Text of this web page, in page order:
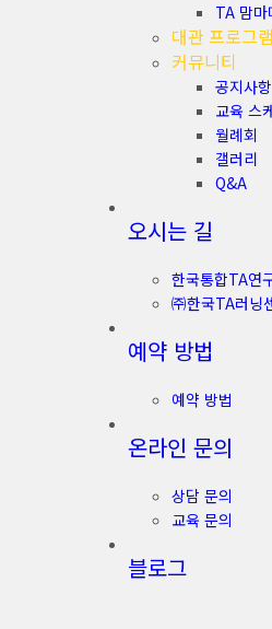
TA 맘마
대관 프로그램
커뮤니티
공지사항
교육 스
월례회
갤러리
Q&A
오시는 길
한국통합TA연
㈜한국TA러닝
예약 방법
예약 방법
온라인 문의
상담 문의
교육 문의
블로그